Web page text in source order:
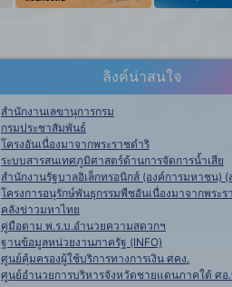
ลิงค์น่าสนใจ
สำนักงานเลขานุการกรม
กรมประชาสัมพันธ์
โครงอันเนื่องมาจากพระราชดำริ
ระบบสารสนเทศภูมิศาสตร์ด้านการจัดการน้ำเสีย
สำนักงานรัฐบาลอิเล็กทรอนิกส์ (องค์การมหาชน) (
โครงการอนุรักษ์พันธุกรรมพืชอันเนื่องมาจากพระร
คลังข่าวมหาไทย
คู่มือตาม พ.ร.บ.อำนวยความสดวกฯ
ฐานข้อมูลหน่วยงานภาครัฐ (INFO)
ศูนย์คุ้มครองผู้ใช้บริการทางการเงิน ศคง.
ศูนย์อำนวยการบริหารจังหวัดชายแดนภาคใต้ ศอ